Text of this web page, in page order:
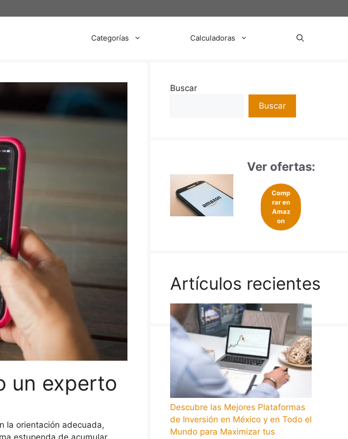
Categorías Calculadoras
un experto
la orientación adecuada,
Buscar
Buscar
Ver ofertas:
Comp
rar en
Amaz
on
Artículos recientes
Descubre las Mejores Plataformas
de Inversión en México y en Todo el
Mundo para Maximizar tus